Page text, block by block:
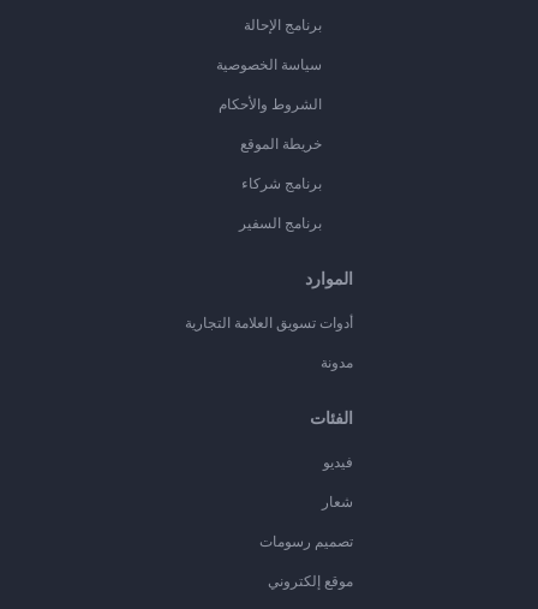
برنامج الإحالة
سياسة الخصوصية
الشروط والأحكام
خريطة الموقع
برنامج شركاء
برنامج السفير
الموارد
أدوات تسويق العلامة التجارية
مدونة
الفئات
فيديو
شعار
تصميم رسومات
موقع إلكتروني